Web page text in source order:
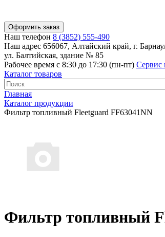
Оформить заказ
Наш телефон 8 (3852) 555-490
Наш адрес 656067, Алтайский край, г.
ул. Балтийская, здание № 85
Рабочее время с 8:30 до 17:30 (пн-пт) Сервис
Каталог товаров
Главная
Каталог продукции
Фильтр топливный Fleetguard FF63041NN
Фильтр топливный